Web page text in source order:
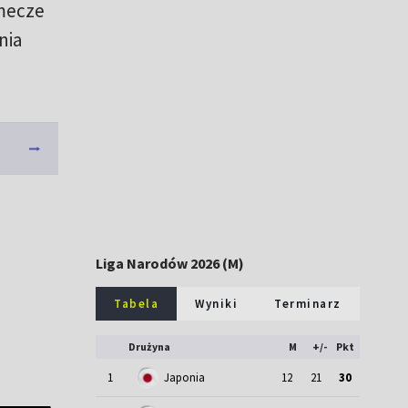
Liga Narodów 2026 (M)
Tabela Wyniki Terminarz
Drużyna M +/- Pkt
1 Japonia 12 21 30